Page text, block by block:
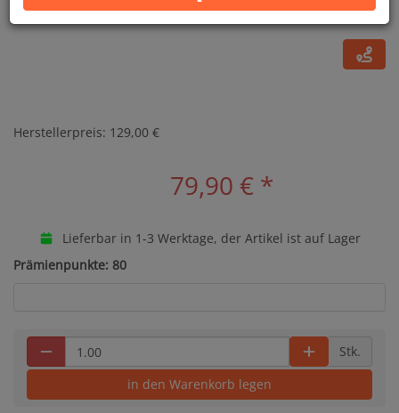
Herstellerpreis: 129,00 €
79,90 € *
Lieferbar in 1-3 Werktage, der Artikel ist auf Lager
Prämienpunkte: 80
Stk.
in den Warenkorb legen